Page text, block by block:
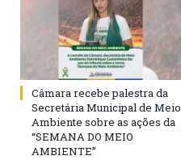
Câmara recebe palestra da
Secretária Municipal de Meio
Ambiente sobre as ações da
“SEMANA DO MEIO
AMBIENTE”